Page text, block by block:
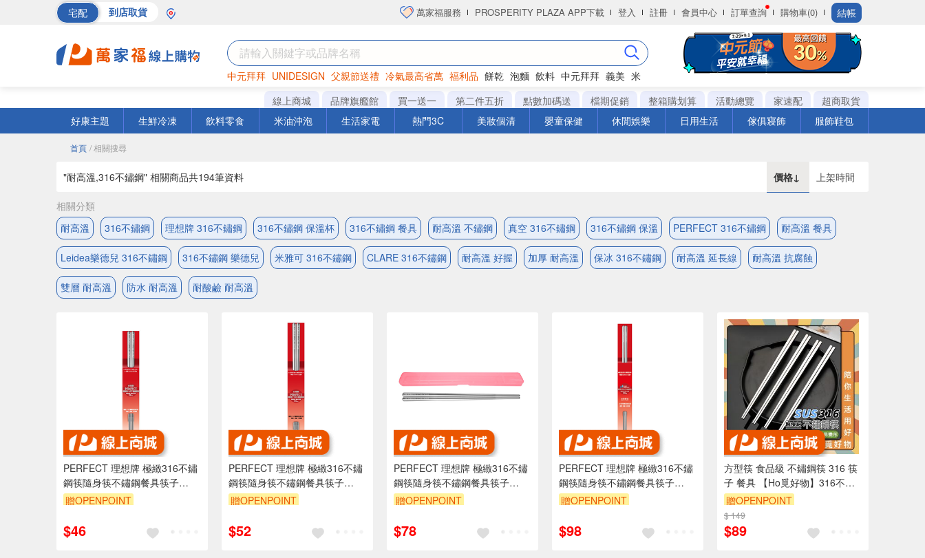
宅配 到店取貨 萬家福服務 PROSPERITY PLAZA APP下載 登入 註冊 會員中心 訂單查詢 購物車(0) 結帳
中元拜拜 UNIDESIGN 父親節送禮 冷氣最高省萬 福利品 餅乾 泡麵 飲料 中元拜拜 義美 米
罐頭 海苔 洋芋片
線上商城 品牌旗艦館 買一送一 第二件五折 點數加碼送 檔期促銷 整箱購划算 活動總覽 家速配
超商取貨
好康主題
生鮮冷凍 飲料零食 米油沖泡 生活家電 熱門3C 美妝個清 嬰童保健 休閒娛樂 日用生活 傢俱寢飾 服飾鞋包
首頁 / 相關搜尋
"耐高溫,316不鏽鋼" 相關商品共194筆資料 價格↓ 上架時間
相關分類
耐高溫
316不鏽鋼 理想牌 316不鏽鋼 316不鏽鋼 保溫杯 316不鏽鋼 餐具 耐高溫 不鏽鋼 真空 316不鏽鋼 316不鏽鋼 保溫 PERFECT 316不鏽鋼 耐高溫 餐具
Leidea樂德兒 316不鏽鋼 316不鏽鋼 樂德兒 米雅可 316不鏽鋼 CLARE 316不鏽鋼 耐高溫 好握 加厚 耐高溫 保冰 316不鏽鋼 耐高溫 延長線 耐高溫 抗腐蝕
雙層 耐高溫 防水 耐高溫 耐酸鹼 耐高溫
PERFECT 理想牌 極緻316不鏽
鋼筷隨身筷不鏽鋼餐具筷子
19cm一雙-Leidea樂德兒
贈OPENPOINT
$46
PERFECT 理想牌 極緻316不鏽
鋼筷隨身筷不鏽鋼餐具筷子
23cm一雙-Leidea樂德兒
贈OPENPOINT
$52
PERFECT 理想牌 極緻316不鏽
鋼筷隨身筷不鏽鋼餐具筷子
23cm一雙（桃紅）-Leidea樂德
贈OPENPOINT
$78
PERFECT 理想牌 極緻316不鏽
鋼筷隨身筷不鏽鋼餐具筷子
38cm一雙-Leidea樂德兒
贈OPENPOINT
$98
方型筷 食品級 不鏽鋼筷 316 筷
子 餐具 【Ho覓好物】316不鏽
鋼筷 JP4047 JP4010
贈OPENPOINT
$ 149
$89